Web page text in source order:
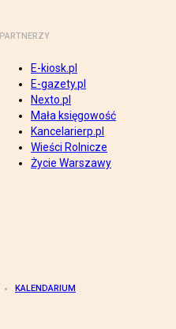
PARTNERZY
E-kiosk.pl
E-gazety.pl
Nexto.pl
Mała księgowość
Kancelarierp.pl
Wieści Rolnicze
Życie Warszawy
KALENDARIUM